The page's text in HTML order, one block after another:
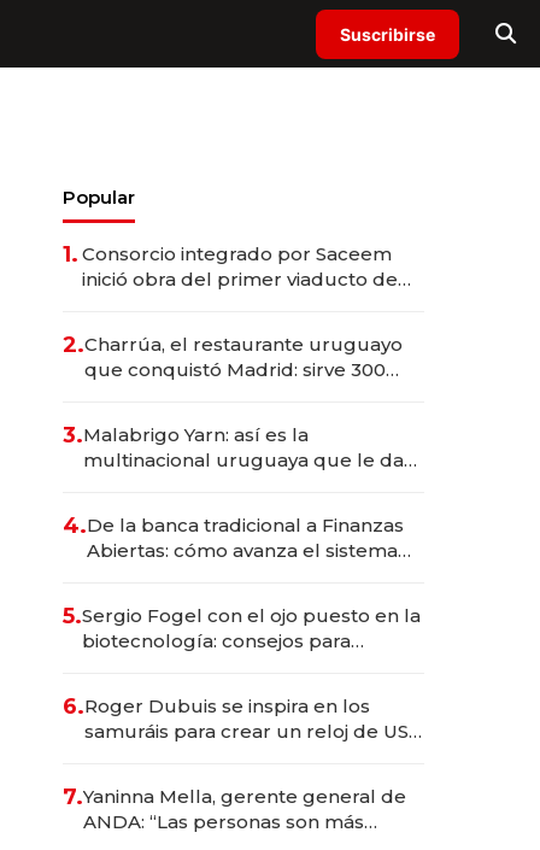
Suscribirse
Popular
1. Consorcio integrado por Saceem
inició obra del primer viaducto de
millones
2.Charrúa, el restaurante uruguayo
que conquistó Madrid: sirve 300
prepara apertura
3.Malabrigo Yarn: así es la
multinacional uruguaya que le da
4.De la banca tradicional a Finanzas
Abiertas: cómo avanza el sistema
5.Sergio Fogel con el ojo puesto en la
biotecnología: consejos para
6.Roger Dubuis se inspira en los
samuráis para crear un reloj de US$
7.Yaninna Mella, gerente general de
ANDA: “Las personas son más